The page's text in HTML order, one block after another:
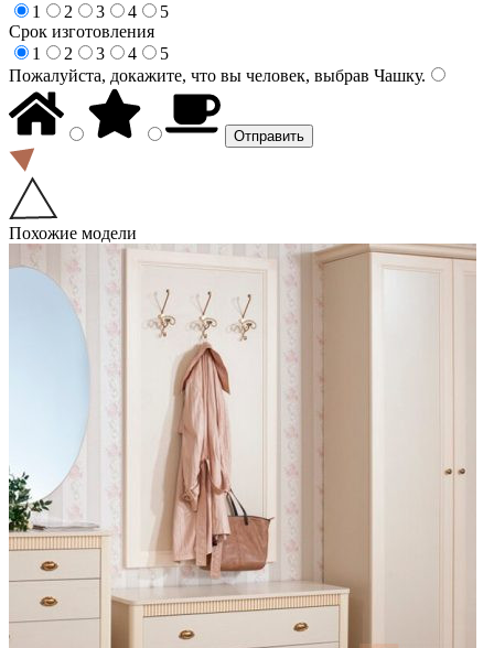
1
2 3 4
5
Срок изготовления
1
2 3 4
5
Пожалуйста, докажите, что вы человек, выбрав Чашку.
Похожие модели